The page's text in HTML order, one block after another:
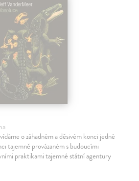
o záhadném a děsivém konci jedné
tajemně provázaném s budoucími
praktikami tajemné státní agentury